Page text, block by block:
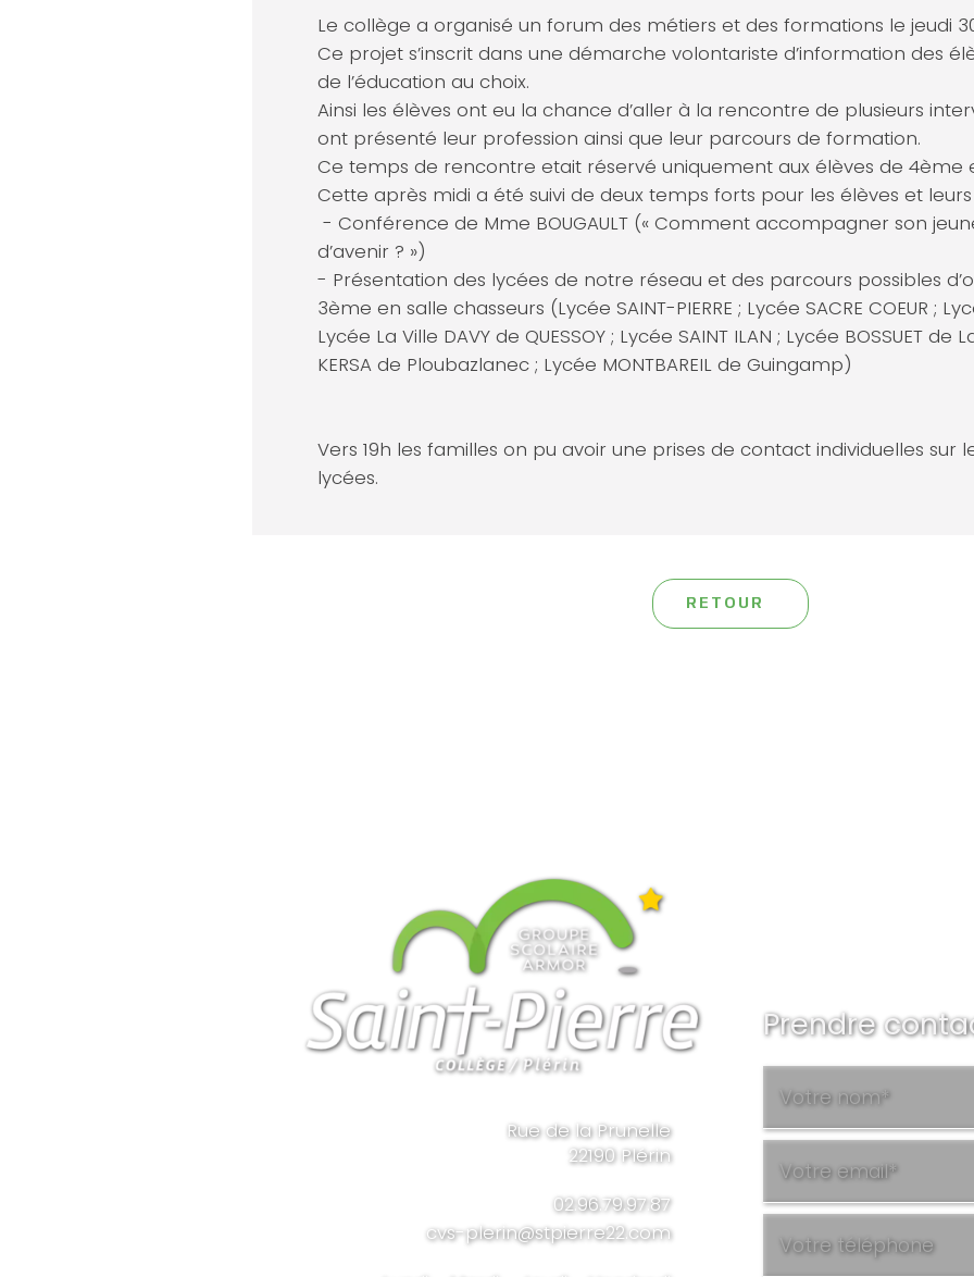
Le collège a organisé un forum des métiers et des formations le jeudi
Ce projet s’inscrit dans une démarche volontariste d’information des
de l’éducation au choix.
Ainsi les élèves ont eu la chance d’aller à la rencontre de plusieurs
ont présenté leur profession ainsi que leur parcours de formation.
Ce temps de rencontre etait réservé uniquement aux élèves de
Cette après midi a été suivi de deux temps forts pour les élèves et
- Conférence de Mme BOUGAULT (« Comment accompagner son
d’avenir ? »)
- Présentation des lycées de notre réseau et des parcours possibles
3ème en salle chasseurs (Lycée SAINT-PIERRE ; Lycée SACRE COEUR ;
Lycée La Ville DAVY de QUESSOY ; Lycée SAINT ILAN ; Lycée BOSSUET de
KERSA de Ploubazlanec ; Lycée MONTBAREIL de Guingamp)
Vers 19h les familles on pu avoir une prises de contact individuelles sur
lycées.
RETOUR
Rue de la Prunelle
22190 Plérin
02.96.79.97.87
cvs-plerin@stpierre22.com
Prendre